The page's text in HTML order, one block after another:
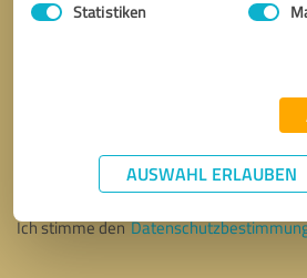
Statistiken
AUSWAHL ERLAUBEN
Nachricht senden
Ich stimme den